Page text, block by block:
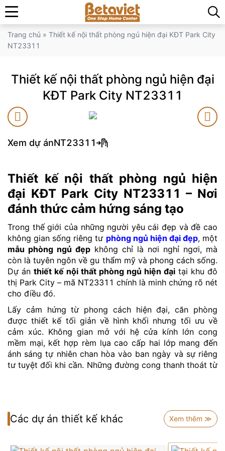
Trang chủ » Thiết kế nội thất phòng ngủ hiện đại KĐT Park City
NT23311
Thiết kế nội thất phòng ngủ hiện đại
KĐT Park City NT23311
Xem dự ánNT23311
Thiết kế nội thất phòng ngủ hiện
đại KĐT Park City NT23311 – Nơi
đánh thức cảm hứng sáng tạo
Trong thế giới của những người yêu cái đẹp và đề cao
không gian sống riêng tư phòng ngủ hiện đại đẹp, một
mẫu phòng ngủ đẹp không chỉ là nơi nghỉ ngơi, mà
còn là tuyên ngôn về gu thẩm mỹ và phong cách sống.
Dự án thiết kế nội thất phòng ngủ hiện đại tại khu đô
thị Park City – mã NT23311 chính là minh chứng rõ nét
cho điều đó.
Lấy cảm hứng từ phong cách hiện đại, căn phòng
được thiết kế tối giản về hình khối nhưng tối ưu về
cảm xúc. Không gian mở với hệ cửa kính lớn cong
mềm mại, kết hợp rèm lụa cao cấp hai lớp mang đến
ánh sáng tự nhiên chan hòa vào ban ngày và sự riêng
tư tuyệt đối khi cần. Những đường cong thanh thoát từ
NT23311
Các dự án thiết kế khác Xem thêm ≫